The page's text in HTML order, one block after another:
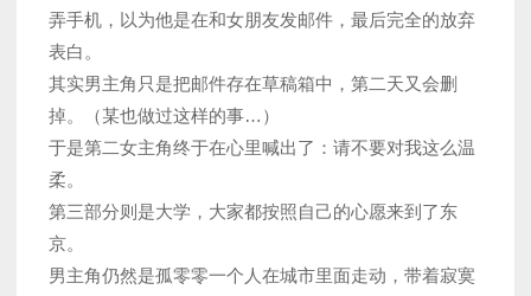
弄手机，以为他是在和女朋友发邮件，最后完全的放弃
表白。
其实男主角只是把邮件存在草稿箱中，第二天又会删
掉。（某也做过这样的事…）
于是第二女主角终于在心里喊出了：请不要对我这么温
柔。
第三部分则是大学，大家都按照自己的心愿来到了东
京。
男主角仍然是孤零零一个人在城市里面走动，带着寂寞